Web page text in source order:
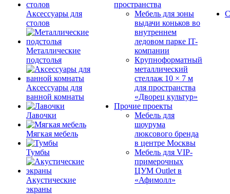
Аксессуары для
столов
Металлические
подстолья
Аксессуары для
ванной комнаты
Лавочки
Мягкая мебель
Тумбы
Акустические
экраны
пространства
Мебель для зоны
выдачи коньков во
внутреннем
ледовом парке IT-
компании
Крупноформатный
металлический
стеллаж 10 × 7 м
для пространства
«Дворец культур»
Прочие проекты
Мебель для
шоурума
люксового бренда
в центре Москвы
Мебель для VIP-
примерочных
ЦУМ Outlet в
«Афимолл»